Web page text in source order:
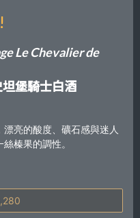
Le Chevalier de
堡騎士白酒
亮的酸度、礦石感與迷人
榛果的調性。
$ 3,280